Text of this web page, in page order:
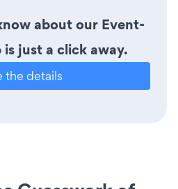
about our Event-
just a click away.
the details